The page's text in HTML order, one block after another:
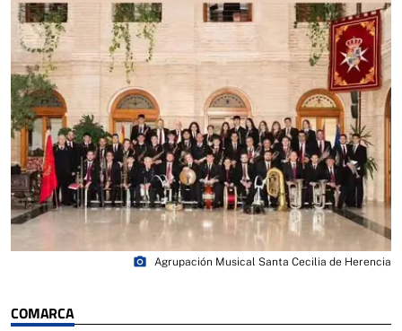
COMARCA
photo_camera Agrupación Musical Santa Cecilia de Herencia